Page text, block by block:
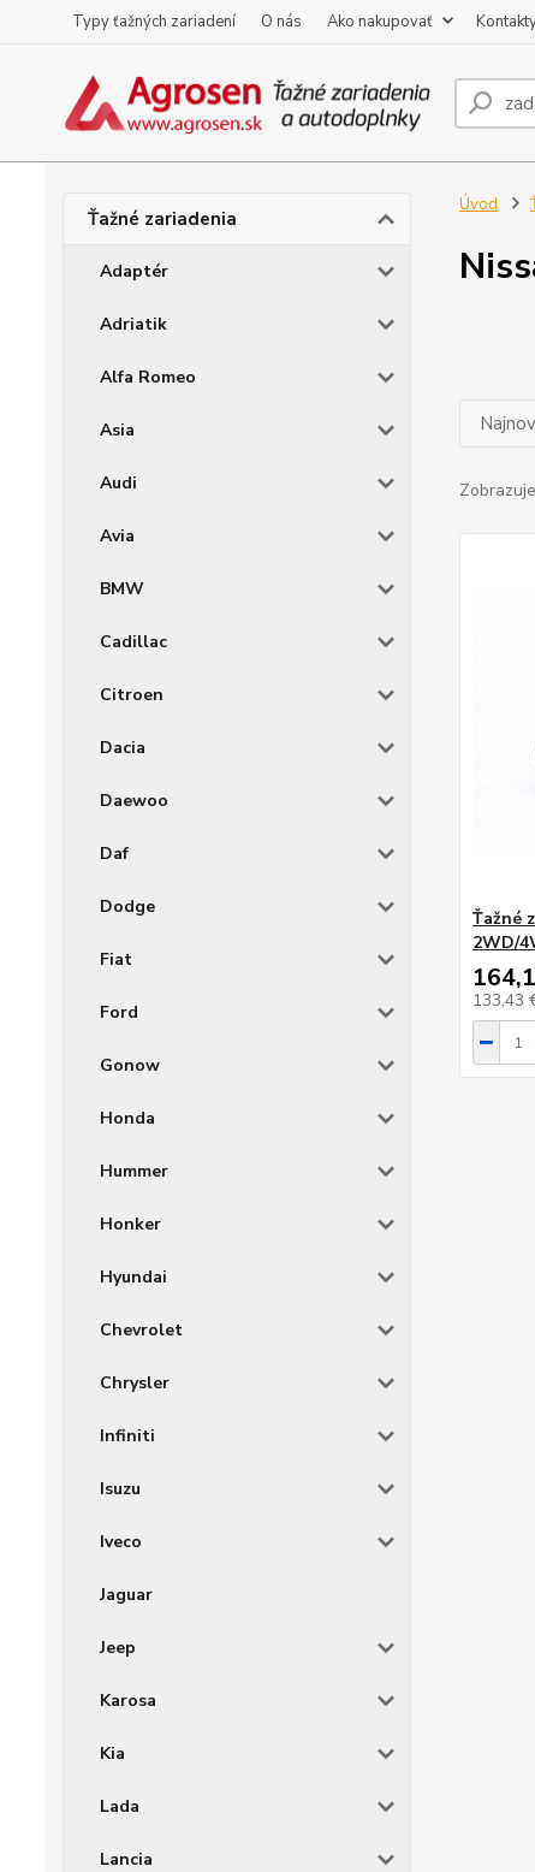
Typy ťažných zariadení O nás Ako nakupovať
Ťažné zariadenia
Adaptér
Adriatik
Alfa Romeo
Asia
Audi
Avia
BMW
Cadillac
Citroen
Dacia
Daewoo
Daf
Dodge
Fiat
Ford
Gonow
Honda
Hummer
Honker
Hyundai
Chevrolet
Chrysler
Infiniti
Isuzu
Iveco
Jaguar
Jeep
Karosa
Kia
Lada
Lancia
Úvod
Ťažné
2WD/
133,43